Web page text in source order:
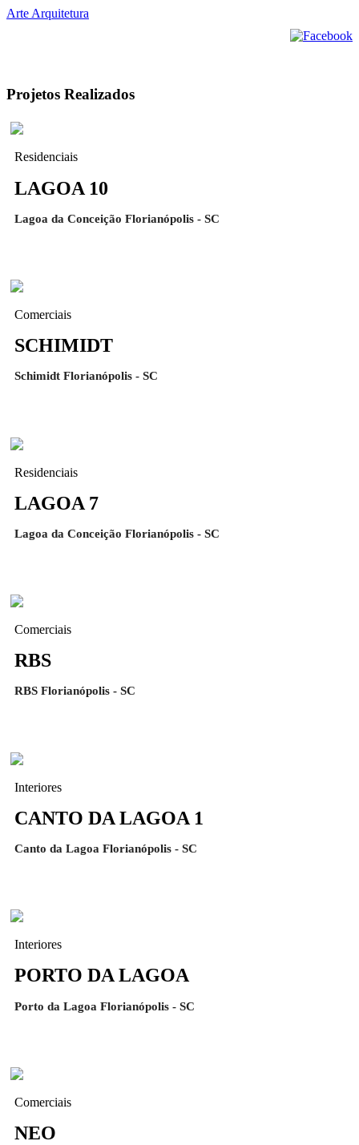
Arte Arquitetura
Projetos Realizados
Residenciais
LAGOA 10
Lagoa da Conceição Florianópolis - SC
Comerciais
SCHIMIDT
Schimidt Florianópolis - SC
Residenciais
LAGOA 7
Lagoa da Conceição Florianópolis - SC
Comerciais
RBS
RBS Florianópolis - SC
Interiores
CANTO DA LAGOA 1
Canto da Lagoa Florianópolis - SC
Interiores
PORTO DA LAGOA
Porto da Lagoa Florianópolis - SC
Comerciais
NEO